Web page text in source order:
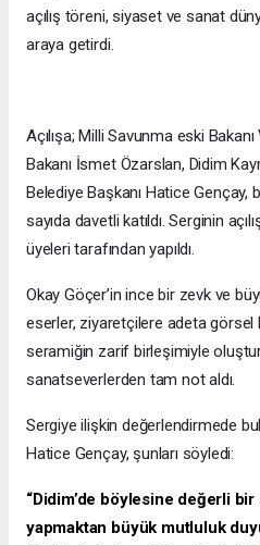
açılış töreni, siyaset ve sanat
araya getirdi.
Açılışa; Milli Savunma eski
Bakanı İsmet Özarslan, Didim
Belediye Başkanı Hatice
sayıda davetli katıldı. Serginin
üyeleri tarafından yapıldı.
Okay Göçer’in ince bir zevk ve
eserler, ziyaretçilere adeta görsel
seramiğin zarif birleşimiyle
sanatseverlerden tam not aldı.
Sergiye ilişkin değerlendirmede
Hatice Gençay, şunları söyledi:
“Didim’de böylesine değerli
yapmaktan büyük mutluluk